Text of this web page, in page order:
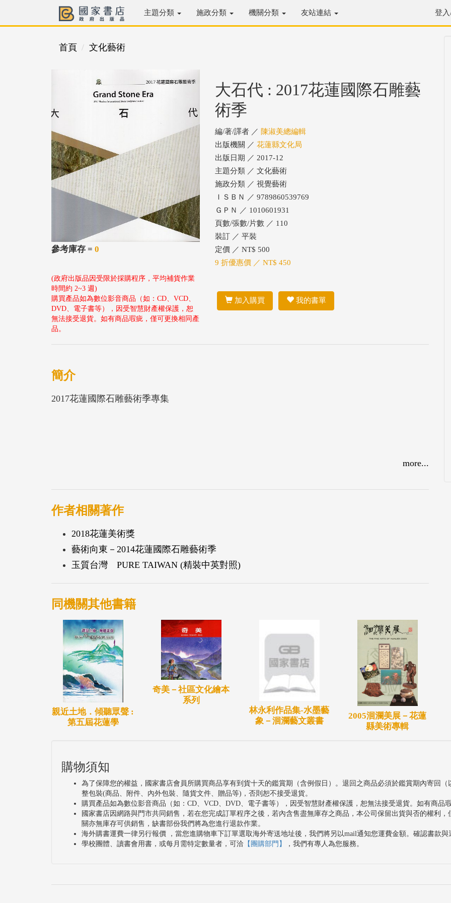
主題分類 施政分類 機關分類 友站連結 登
首頁 文化藝術
參考庫存 = 0
(政府出版品因受限於採購程序，平均補貨作業
時間約 2~3 週)
購買產品如為數位影音商品（如：CD、VCD、
DVD、電子書等），因受智慧財產權保護，恕
無法接受退貨。如有商品瑕疵，僅可更換相同產
品。
大石代 : 2017花蓮國際石雕藝
術季
編/著/譯者 ／ 陳淑美總編輯
出版機關 ／ 花蓮縣文化局
出版日期 ／ 2017-12
主題分類 ／ 文化藝術
施政分類 ／ 視覺藝術
ＩＳＢＮ ／ 9789860539769
ＧＰＮ ／ 1010601931
頁數/張數/片數 ／ 110
裝訂 ／ 平裝
定價 ／ NT$ 500
9 折優惠價 ／ NT$ 450
加入購買 我的書單
簡介
2017花蓮國際石雕藝術季專集
more...
作者相關著作
2018花蓮美術獎
藝術向東－2014花蓮國際石雕藝術季
玉質台灣 PURE TAIWAN (精裝中英對照)
同機關其他書籍
親近土地．傾聽眾聲 :
第五屆花蓮學
奇美－社區文化繪本
系列
林永利作品集-水墨藝
象－洄瀾藝文叢書
2005洄瀾美展－花蓮
縣美術專輯
購物須知
為了保障您的權益，國家書店會員所購買商品享有到貨十天的鑑賞期（含例假日）。退回之商品必須於鑑賞期內寄回
整包裝(商品、附件、內外包裝、隨貨文件、贈品等)，否則恕不接受退貨。
購買產品如為數位影音商品（如：CD、VCD、DVD、電子書等），因受智慧財產權保護，恕無法接受退貨。如有商品
國家書店因網路與門市共同銷售，若在您完成訂單程序之後，若內含售盡無庫存之商品，本公司保留出貨與否的權利
關亦無庫存可供銷售，缺書部份我們將為您進行退款作業。
海外購書運費一律另行報價 ，當您進購物車下訂單選取海外寄送地址後，我們將另以mail通知您運費金額。確認書款
學校團體、讀書會用書，或每月需特定數量者，可洽 【團購部門】 ，我們有專人為您服務。